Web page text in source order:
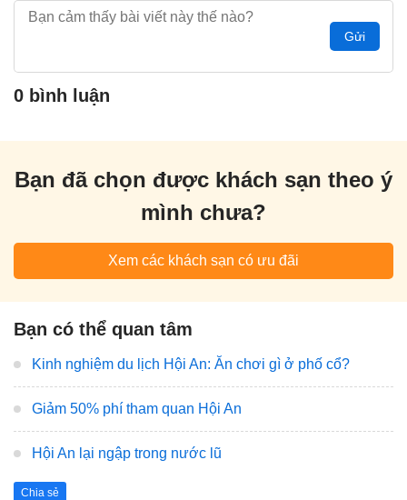
Gửi
0 bình luận
Bạn đã chọn được khách sạn theo ý
mình chưa?
Xem các khách sạn có ưu đãi
Bạn có thể quan tâm
Kinh nghiệm du lịch Hội An: Ăn chơi gì ở phố cổ?
Giảm 50% phí tham quan Hội An
Hội An lại ngập trong nước lũ
Chia sẻ